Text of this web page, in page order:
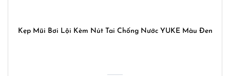
Kẹp Mũi Bơi Lội Kèm Nút Tai Chống Nước YUKE Màu Đen